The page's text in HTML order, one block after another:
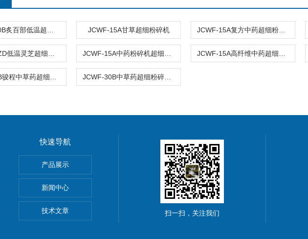
JCWF-15A甘草超细粉碎机
粉碎机
微粉碎机设备
粉碎机
快速导航
产品展示
新闻中心
技术文章 扫一扫，关注我们